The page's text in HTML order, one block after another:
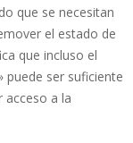
que se necesitan
el estado de
que incluso el
puede ser suficiente
acceso a la